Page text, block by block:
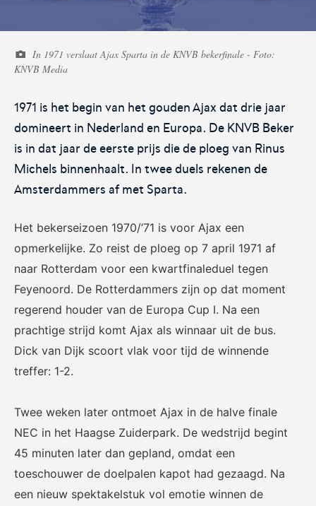
Hét platform voor
amateurvoetballend
Eurojackpot KNVB
Beker
Voor het laatste nieuws,
Eurojackpot Vrouwen
Eredivisie
Het officiële kanaal van de
Eurojackpot Vrouwen
Eredivisie met het laatste
nieuws, programma,
standen en alle
KNVB Expertise
Kennis- en innovatiecentrum
voor Betaald Voetbal.
Rinus KNVB Campus
In 1971 verslaat Ajax Sparta in de KNVB bekerfinale - Foto:
KNVB Media
1971 is het begin van het gouden Ajax dat drie jaar
domineert in Nederland en Europa. De KNVB Beker
is in dat jaar de eerste prijs die de ploeg van Rinus
Michels binnenhaalt. In twee duels rekenen de
Amsterdammers af met Sparta.
Het bekerseizoen 1970/’71 is voor Ajax een
opmerkelijke. Zo reist de ploeg op 7 april 1971 af
naar Rotterdam voor een kwartfinaleduel tegen
Feyenoord. De Rotterdammers zijn op dat moment
regerend houder van de Europa Cup I. Na een
prachtige strijd komt Ajax als winnaar uit de bus.
Dick van Dijk scoort vlak voor tijd de winnende
treffer: 1-2.
Twee weken later ontmoet Ajax in de halve finale
NEC in het Haagse Zuiderpark. De wedstrijd begint
45 minuten later dan gepland, omdat een
toeschouwer de doelpalen kapot had gezaagd. Na
een nieuw spektakelstuk vol emotie winnen de